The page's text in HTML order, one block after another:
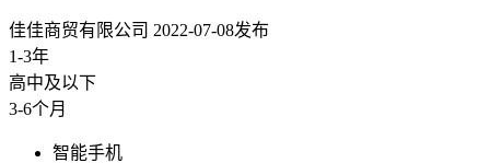
佳佳商贸有限公司 2022-07-08发布
1-3年
高中及以下
3-6个月
智能手机